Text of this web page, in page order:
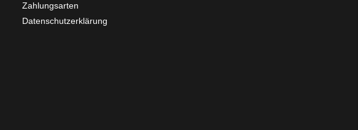
Zahlungsarten
Datenschutzerklärung